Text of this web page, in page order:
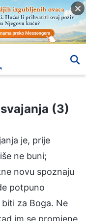
(3)
je, prije
ne buni;
novu spoznaju
potpuno
za Boga. Ne
im se promjene